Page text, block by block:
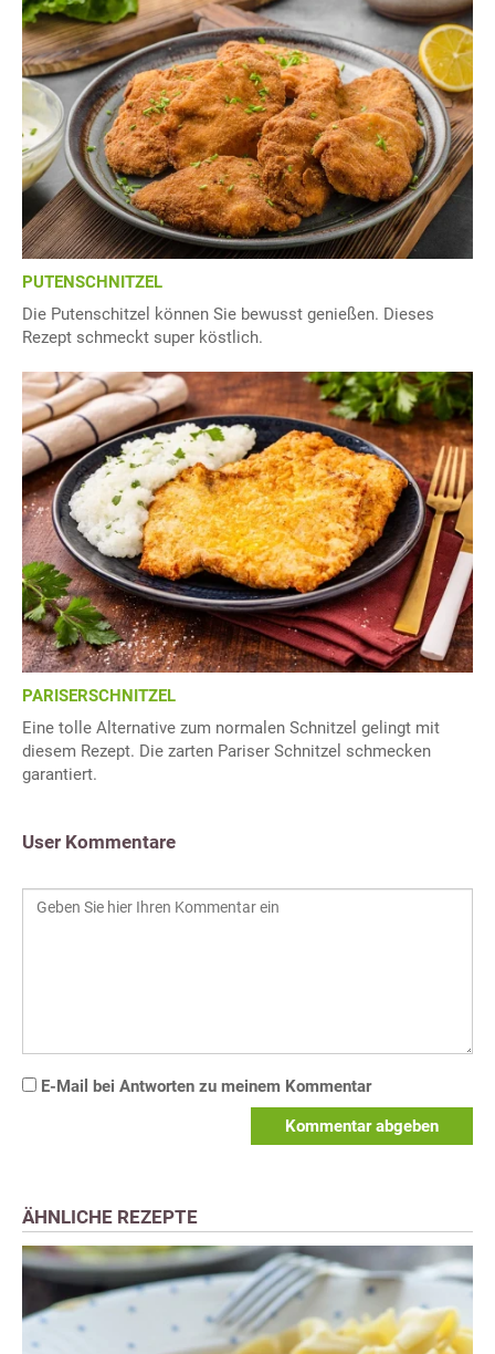
PUTENSCHNITZEL
Die Putenschitzel können Sie bewusst genießen. Dieses
Rezept schmeckt super köstlich.
PARISERSCHNITZEL
Eine tolle Alternative zum normalen Schnitzel gelingt mit
diesem Rezept. Die zarten Pariser Schnitzel schmecken
garantiert.
User Kommentare
E-Mail bei Antworten zu meinem Kommentar
Kommentar abgeben
ÄHNLICHE REZEPTE